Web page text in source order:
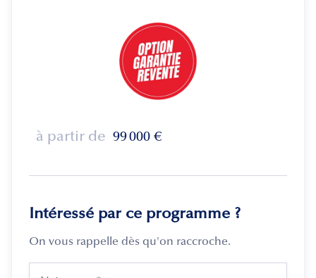
à partir de 99 000 €
Intéressé par ce programme ?
On vous rappelle dès qu'on raccroche.